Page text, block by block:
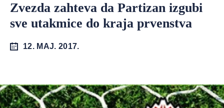
Zvezda zahteva da Partizan izgubi
sve utakmice do kraja prvenstva
12. MAJ. 2017.